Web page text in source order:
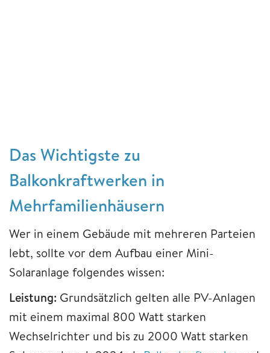
Das Wichtigste zu
Balkonkraftwerken in
Mehrfamilienhäusern
Wer in einem Gebäude mit mehreren Parteien
lebt, sollte vor dem Aufbau einer Mini-
Solaranlage folgendes wissen:
Leistung: Grundsätzlich gelten alle PV-Anlagen
mit einem maximal 800 Watt starken
Wechselrichter und bis zu 2000 Watt starken